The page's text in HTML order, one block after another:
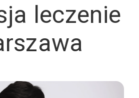
leczenie